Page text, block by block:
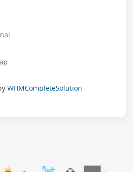
WHMCompleteSolution